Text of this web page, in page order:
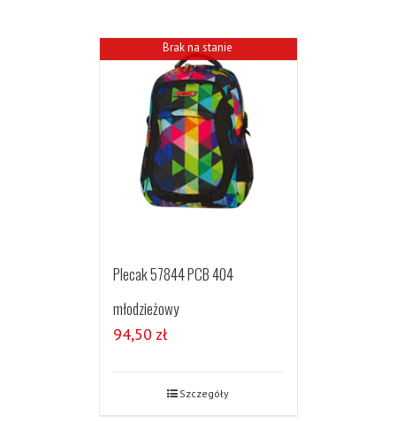
Brak na stanie
Plecak 57844 PCB 404
młodzieżowy
94,50 zł
Szczegóły